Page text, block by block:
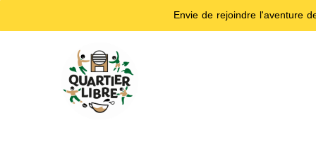
Envie de rejoindre l'aventure